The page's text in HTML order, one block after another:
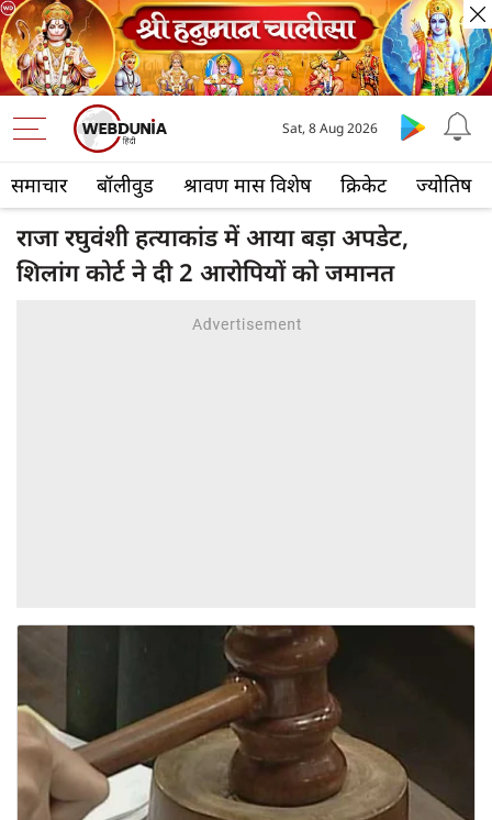
समाचार बॉलीवुड श्रावण मास विशेष क्रिकेट ज्योतिष
Sat, 8 Aug 2026
राजा रघुवंशी हत्याकांड में आया बड़ा अपडेट,
शिलांग कोर्ट ने दी 2 आरोपियों को जमानत